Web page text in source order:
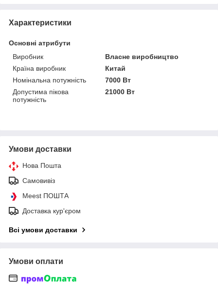
Характеристики
Основні атрибути
Виробник
Власне виробництво
Країна виробник
Китай
Номінальна потужність
7000 Вт
Допустима пікова
потужність
21000 Вт
Умови доставки
Нова Пошта
Самовивіз
Meest ПОШТА
Доставка кур'єром
Всі умови доставки
Умови оплати